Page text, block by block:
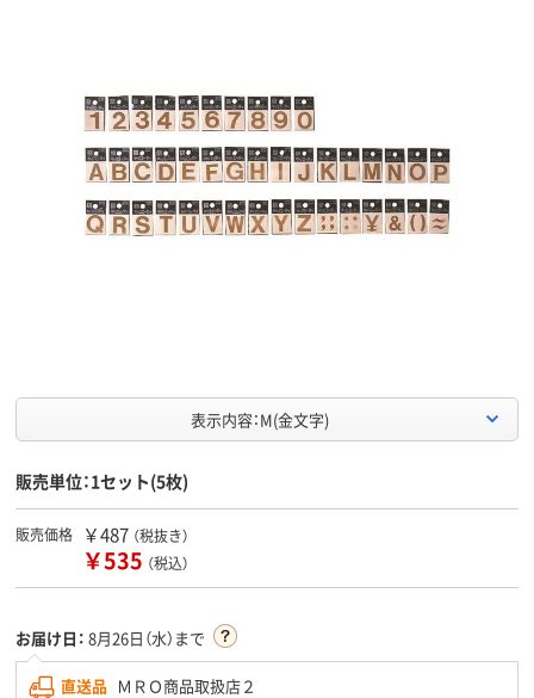
表示内容：M(金文字)
販売単位：1セット(5枚)
販売価格 ￥487 （税抜き）
￥535 （税込）
お届け日： 8月26日（水）まで
直送品 ＭＲＯ商品取扱店２